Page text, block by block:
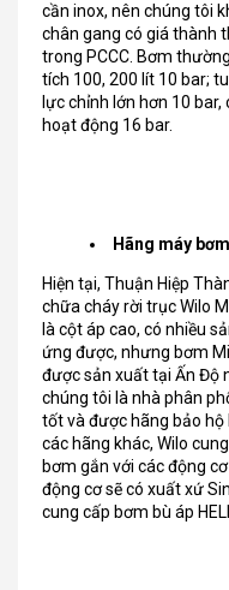
cần inox, nên chúng tôi
chân gang có giá thành
trong PCCC. Bơm
tích 100, 200 lít 10 bar;
lực chỉnh lớn hơn 10
hoạt động 16 bar.
Hãng máy
Hiện tại, Thuận Hiệp
chữa cháy rời trục Wilo
là cột áp cao, có nhiều
ứng được, nhưng bơm
được sản xuất tại Ấn Độ
chúng tôi là nhà phân
tốt và được hãng bảo hộ
các hãng khác, Wilo
bơm gắn với các động
động cơ sẽ có xuất xứ
cung cấp bơm bù áp